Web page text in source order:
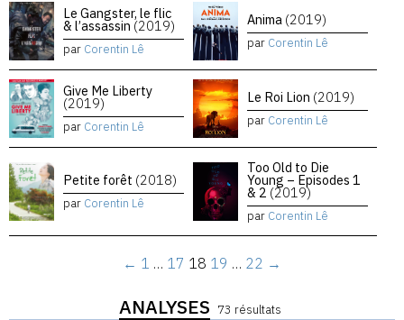
Le Gangster, le flic
& l’assassin (2019)
par Corentin Lê
Anima (2019)
par Corentin Lê
Give Me Liberty
(2019)
par Corentin Lê
Le Roi Lion (2019)
par Corentin Lê
Petite forêt (2018)
par Corentin Lê
Too Old to Die
Young – Episodes 1
& 2 (2019)
par Corentin Lê
← 1 … 17 18 19 … 22 →
ANALYSES 73 résultats